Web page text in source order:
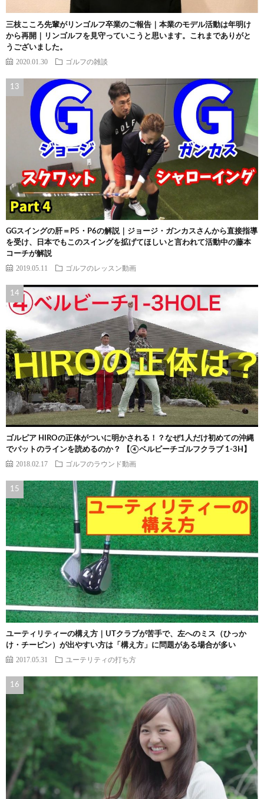
三枝こころ先輩がリンゴルフ卒業のご報告｜本業のモデル活動は年明け
から再開｜リンゴルフを見守っていこうと思います。これまでありがと
うございました。
2020.01.30 ゴルフの雑談
GGスイングの肝＝P5・P6の解説｜ジョージ・ガンカスさんから直接指導
を受け、日本でもこのスイングを拡げてほしいと言われて活動中の藤本
コーチが解説
2019.05.11 ゴルフのレッスン動画
ゴルピア HIROの正体がついに明かされる！？なぜ1人だけ初めての沖縄
でパットのラインを読めるのか？ 【④ベルビーチゴルフクラブ 1-3H】
2018.02.17 ゴルフのラウンド動画
ユーティリティーの構え方｜UTクラブが苦手で、左へのミス（ひっか
け・チーピン）が出やすい方は「構え方」に問題がある場合が多い
2017.05.31 ユーテリティの打ち方